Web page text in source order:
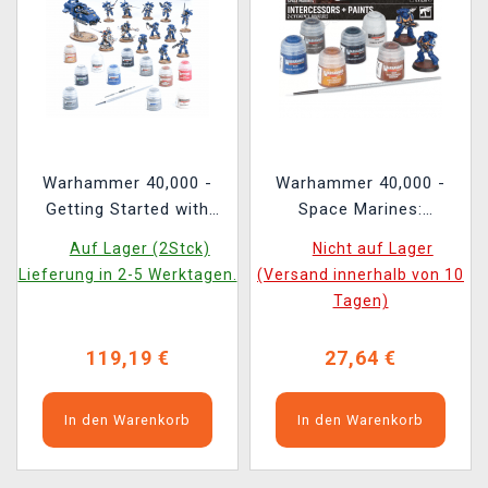
Warhammer 40,000 -
Getting Started with
Auf Lager (2Stck)
Lieferung in 2-5 Werktagen.
119,19 €
In den Warenkorb
Warhammer 40,000 -
Space Marines:
Nicht auf Lager
(Versand innerhalb von 10
Tagen)
27,64 €
In den Warenkorb